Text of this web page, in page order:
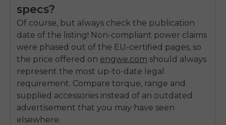
specs?
Of course, but always check the publication
date of the listing! Non-compliant power claims
were phased out of the EU-certified pages, so
the price offered on engwe.com should always
represent the most up-to-date legal
requirement. Compare torque, range and
supplied accessories instead of an outdated
advertisement that you may have seen
elsewhere.